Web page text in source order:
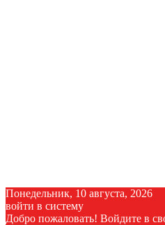
Понедельник, 10 августа, 2026
войти в систему
Добро пожаловать! Войдите в